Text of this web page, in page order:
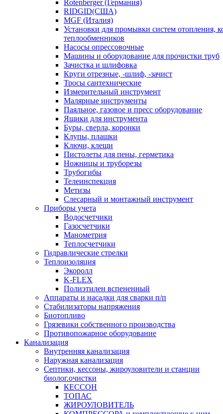
Rotenberger (Германия)
RIDGID(США)
MGF (Италия)
Установки для промывки систем отопления,
теплообменников
Насосы опрессовочные
Машины и оборудование для прочистки труб
Зачистка и шлифовка
Круги отрезные, -шлиф, -зачист
Тросы сантехнические
Измерительный инструмент
Малярные инструменты
Паяльное, газовое и пресс оборудование
Ящики для инструмента
Буры, сверла, коронки
Клупы, плашки
Ключи, клещи
Пистолеты для пены, герметика
Ножницы и труборезы
Трубогибы
Телеинспекция
Метизы
Слесарный и монтажный инструмент
Приборы учета
Водосчетчики
Газосчетчики
Манометрия
Теплосчетчики
Гидравлические стрелки
Теплоизоляция
Экоролл
K-FLEX
Полиэтилен вспененный
Аппараты и насадки для сварки п/п
Стабилизаторы напряжения
Биотопливо
Грязевики собственного производства
Противопожарное оборудование
Канализация
Внутренняя канализация
Наружная канализация
Септики, кессоны, жироуловители и станции
биолог.очистки
КЕССОН
ТОПАС
ЖИРОУЛОВИТЕЛЬ